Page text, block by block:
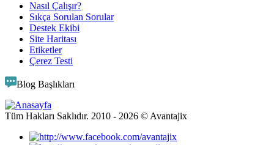
Nasıl Çalışır?
Sıkça Sorulan Sorular
Destek Ekibi
Site Haritası
Etiketler
Çerez Testi
Blog Başlıkları
Tüm Hakları Saklıdır. 2010 - 2026 © Avantajix